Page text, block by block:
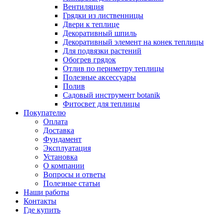
Вентиляция
Грядки из лиственницы
Двери к теплице
Декоративный шпиль
Декоративный элемент на конек теплицы
Для подвязки растений
Обогрев грядок
Отлив по периметру теплицы
Полезные аксессуары
Полив
Садовый инструмент botanik
Фитосвет для теплицы
Покупателю
Оплата
Доставка
Фундамент
Эксплуатация
Установка
О компании
Вопросы и ответы
Полезные статьи
Наши работы
Контакты
Где купить